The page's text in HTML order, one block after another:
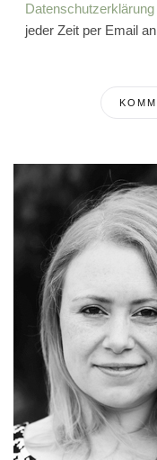
Datenschutzerklärung
jeder Zeit per Email an